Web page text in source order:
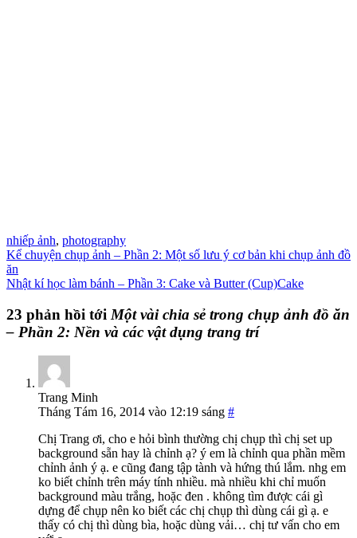
nhiếp ảnh, photography
Kể chuyện chụp ảnh – Phần 2: Một số lưu ý cơ bản khi chụp ảnh đồ
ăn
Nhật kí học làm bánh – Phần 3: Cake và Butter (Cup)Cake
23 phản hồi tới Một vài chia sẻ trong chụp ảnh đồ ăn
– Phần 2: Nền và các vật dụng trang trí
Trang Minh
Tháng Tám 16, 2014 vào 12:19 sáng #
Chị Trang ơi, cho e hỏi bình thường chị chụp thì chị set up
background sẵn hay là chỉnh ạ? ý em là chỉnh qua phần mềm
chỉnh ảnh ý ạ. e cũng đang tập tành và hứng thú lắm. nhg em
ko biết chỉnh trên máy tính nhiều. mà nhiều khi chỉ muốn
background màu trắng, hoặc đen . không tìm được cái gì
dựng để chụp nên ko biết các chị chụp thì dùng cái gì ạ. e
thấy có chị thì dùng bìa, hoặc dùng vải… chị tư vấn cho em